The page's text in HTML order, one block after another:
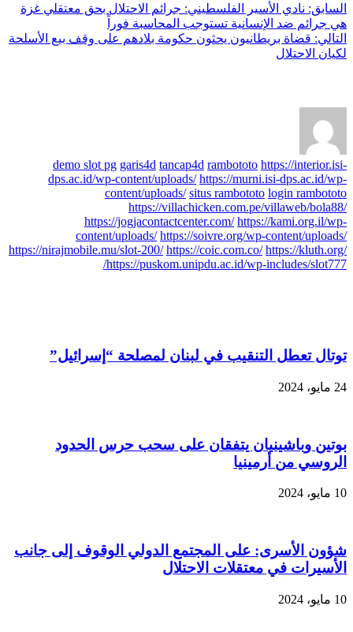
السابق: نادي الأسير الفلسطيني: جرائم الاحتلال بحق معتقلي غزة
هي جرائم ضد الإنسانية تستوجب المحاسبة فوراً
التالي: قضاة بريطانيون يحثون حكومة بلادهم على وقف بيع الأسلحة
لكيان الاحتلال
demo slot pg garis4d tancap4d rambototo https://interior.isi-
dps.ac.id/wp-content/uploads/ https://murni.isi-dps.ac.id/wp-
content/uploads/ situs rambototo login rambototo
https://villachicken.com.pe/villaweb/bola88/
https://jogjacontactcenter.com/ https://kami.org.il/wp-
content/uploads/ https://soivre.org/wp-content/uploads/
https://nirajmobile.mu/slot-200/ https://coic.com.co/ https://kluth.org/
https://puskom.unipdu.ac.id/wp-includes/slot777/
توتال تعطل التنقيب في لبنان لمصلحة “إسرائيل”
24 مايو، 2024
بوتين وباشينيان يتفقان على سحب حرس الحدود
الروسي من أرمينيا
10 مايو، 2024
شؤون الأسرى: على المجتمع الدولي الوقوف إلى جانب
الأسيرات في معتقلات الاحتلال
10 مايو، 2024